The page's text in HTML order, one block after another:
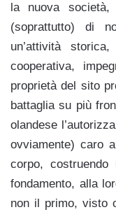
la nuova
(soprattutto) di
un’attività
cooperativa,
proprietà del sito
battaglia su più
olandese
ovviamente) caro
corpo,
fondamento, alla
non il primo, visto